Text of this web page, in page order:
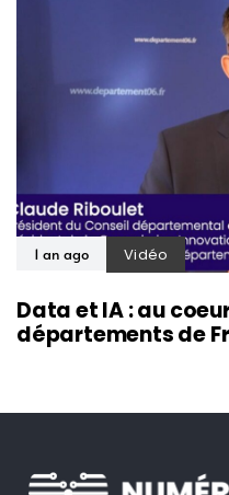
1 an ago Vidéo
Data et IA : au
départements de